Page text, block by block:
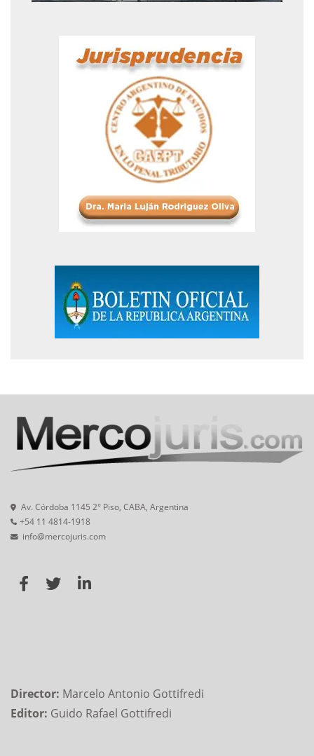
Av. Córdoba 1145 2° Piso, CABA, Argentina
+54 11 4814-1918
info@mercojuris.com
Director: Marcelo Antonio Gottifredi
Editor: Guido Rafael Gottifredi